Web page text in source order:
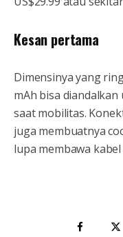
Kesan pertama
Dimensinya yang
mAh bisa
saat mobilitas.
juga membuatnya
lupa membawa